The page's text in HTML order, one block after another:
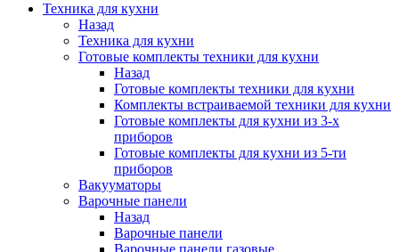
Техника для кухни
Назад
Техника для кухни
Готовые комплекты техники для кухни
Назад
Готовые комплекты техники для кухни
Комплекты встраиваемой техники для кухни
Готовые комплекты для кухни из 3-х
приборов
Готовые комплекты для кухни из 5-ти
приборов
Вакууматоры
Варочные панели
Назад
Варочные панели
Варочные панели газовые